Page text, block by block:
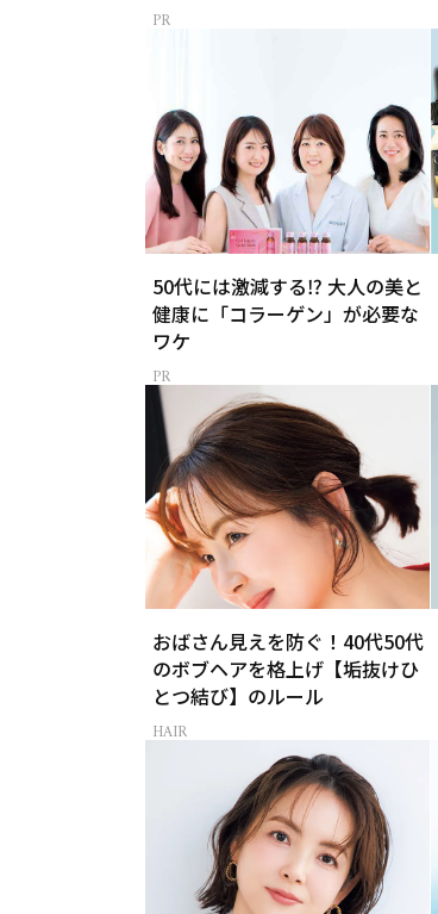
50代には激減する⁉ 大人の美と
健康に「コラーゲン」が必要な
ワケ
おばさん見えを防ぐ！40代50代
のボブヘアを格上げ【垢抜けひ
とつ結び】のルール
HAIR